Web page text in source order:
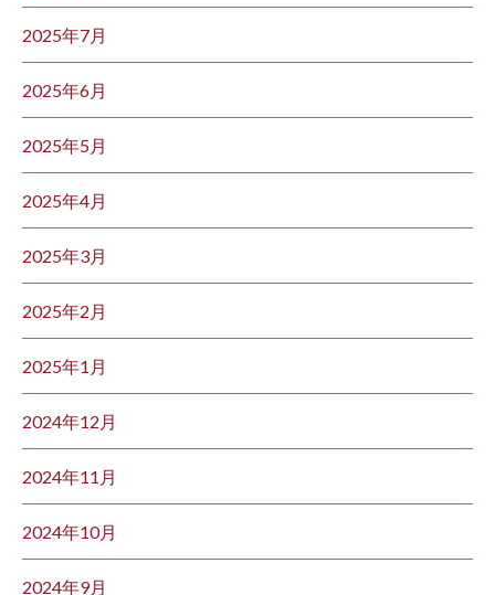
2025年7月
2025年6月
2025年5月
2025年4月
2025年3月
2025年2月
2025年1月
2024年12月
2024年11月
2024年10月
2024年9月